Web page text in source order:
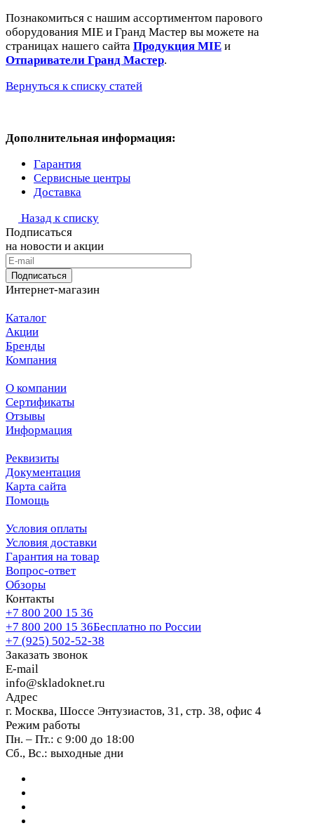
Познакомиться с нашим ассортиментом парового
оборудования MIE и Гранд Мастер вы можете на
страницах нашего сайта Продукция MIE и
Отпариватели Гранд Мастер.
Вернуться к списку статей
Дополнительная информация:
Гарантия
Сервисные центры
Доставка
Назад к списку
Подписаться
на новости и акции
Подписаться
Интернет-магазин
Каталог
Акции
Бренды
Компания
О компании
Сертификаты
Отзывы
Информация
Реквизиты
Документация
Карта сайта
Помощь
Условия оплаты
Условия доставки
Гарантия на товар
Вопрос-ответ
Обзоры
Контакты
+7 800 200 15 36
+7 800 200 15 36Бесплатно по России
+7 (925) 502-52-38
Заказать звонок
E-mail
info@skladoknet.ru
Адрес
г. Москва, Шоссе Энтузиастов, 31, стр. 38, офис 4
Режим работы
Пн. – Пт.: с 9:00 до 18:00
Сб., Вс.: выходные дни